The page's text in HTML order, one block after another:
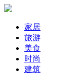
家居
旅游
美食
时尚
建筑